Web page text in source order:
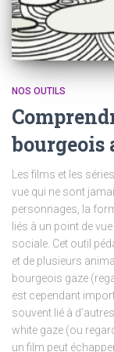
NOS OUTILS
bourgeois
Les films et les
vue qui ne sont
personnages, la
liés à un point de
sociale. Cet outil
et de plusieurs
bourgeois gaze
est cependant
souvent lié à
white gaze (ou
un film peut